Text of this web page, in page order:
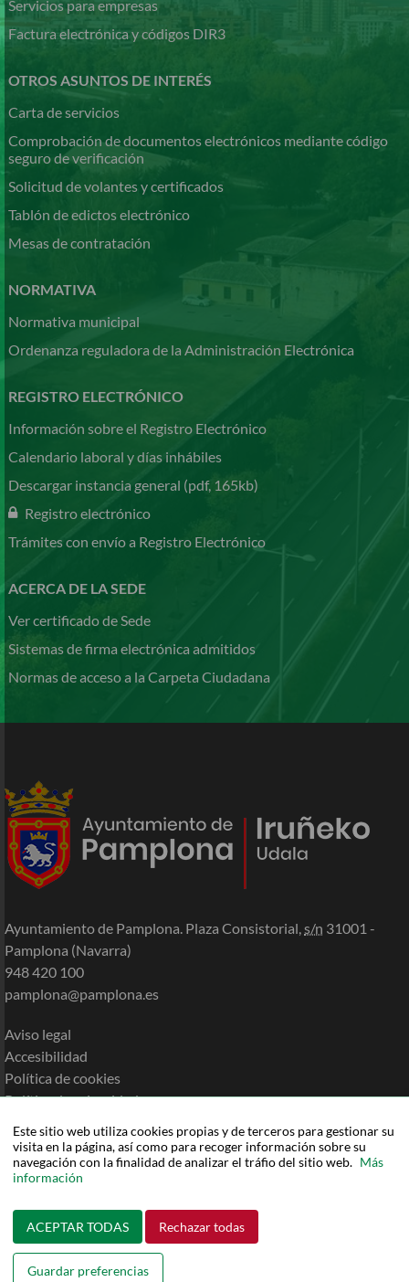
Este sitio web utiliza cookies propias y de terceros para gestionar su
visita en la página, así como para recoger información sobre su
navegación con la finalidad de analizar el tráfio del sitio web. Más
información
ACEPTAR TODAS Rechazar todas
Guardar preferencias
Servicios para empresas
Factura electrónica y códigos DIR3
OTROS ASUNTOS DE INTERÉS
Carta de servicios
Comprobación de documentos electrónicos mediante código
seguro de verificación
Solicitud de volantes y certificados
Tablón de edictos electrónico
Mesas de contratación
NORMATIVA
Normativa municipal
Ordenanza reguladora de la Administración Electrónica
REGISTRO ELECTRÓNICO
Información sobre el Registro Electrónico
Calendario laboral y días inhábiles
Descargar instancia general (pdf, 165kb)
Registro electrónico
Trámites con envío a Registro Electrónico
ACERCA DE LA SEDE
Ver certificado de Sede
Sistemas de firma electrónica admitidos
Normas de acceso a la Carpeta Ciudadana
Ayuntamiento de Pamplona. Plaza Consistorial, s/n 31001 -
Pamplona (Navarra)
948 420 100
pamplona@pamplona.es
Aviso legal
Accesibilidad
Política de cookies
Política de privacidad
Ayuda